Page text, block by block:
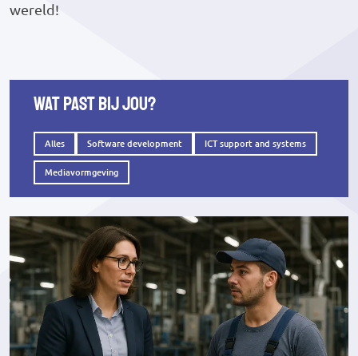
wereld!
Wat past bij jou?
Alles Software development ICT support and systems
Mediavormgeving